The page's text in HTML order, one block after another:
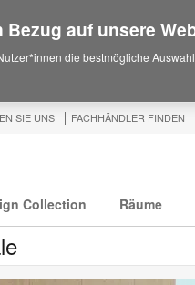
SIE UNS FACHHÄNDLER FINDEN
Collection Räume
auf unsere
die bestmögliche